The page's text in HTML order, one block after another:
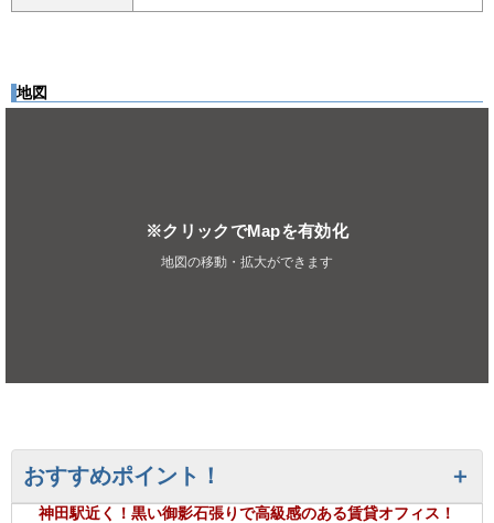
地図
※クリックでMapを有効化
地図の移動・拡大ができます
おすすめポイント！
神田駅近く！黒い御影石張りで高級感のある賃貸オフィス！